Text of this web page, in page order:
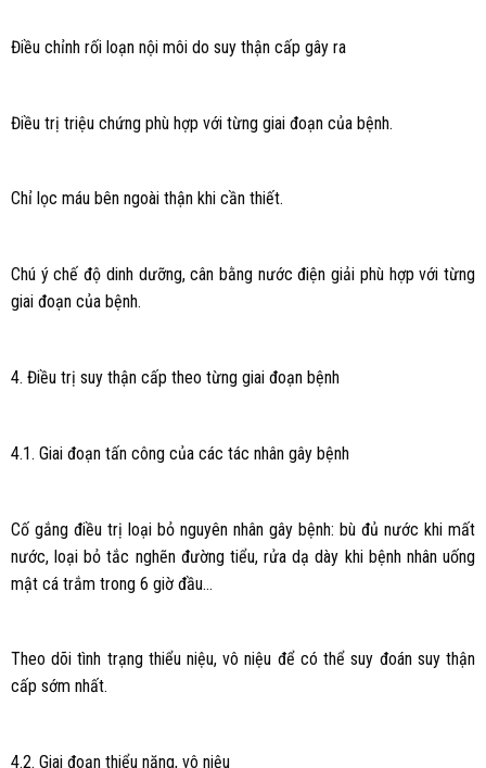
Điều chỉnh rối loạn nội môi do suy thận cấp gây ra
Điều trị triệu chứng phù hợp với từng giai đoạn của bệnh.
Chỉ lọc máu bên ngoài thận khi cần thiết.
Chú ý chế độ dinh dưỡng, cân bằng nước điện giải phù hợp với từng
giai đoạn của bệnh.
4. Điều trị suy thận cấp theo từng giai đoạn bệnh
4.1. Giai đoạn tấn công của các tác nhân gây bệnh
Cố gắng điều trị loại bỏ nguyên nhân gây bệnh: bù đủ nước khi mất
nước, loại bỏ tắc nghẽn đường tiểu, rửa dạ dày khi bệnh nhân uống
mật cá trắm trong 6 giờ đầu…
Theo dõi tình trạng thiểu niệu, vô niệu để có thể suy đoán suy thận
cấp sớm nhất.
4.2. Giai đoạn thiểu năng, vô niệu